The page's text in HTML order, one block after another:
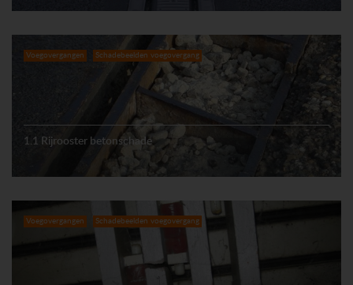
Voegovergangen Schadebeelden voegovergang
1.1 Rijrooster betonschade
Voegovergangen Schadebeelden voegovergang